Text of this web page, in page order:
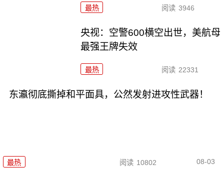
最热 阅读 3946
央视：空警600横空出世，美航母
最强王牌失效
最热 阅读 22331
东瀛彻底撕掉和平面具，公然发射进攻性武器！
最热 阅读 10802 08-03